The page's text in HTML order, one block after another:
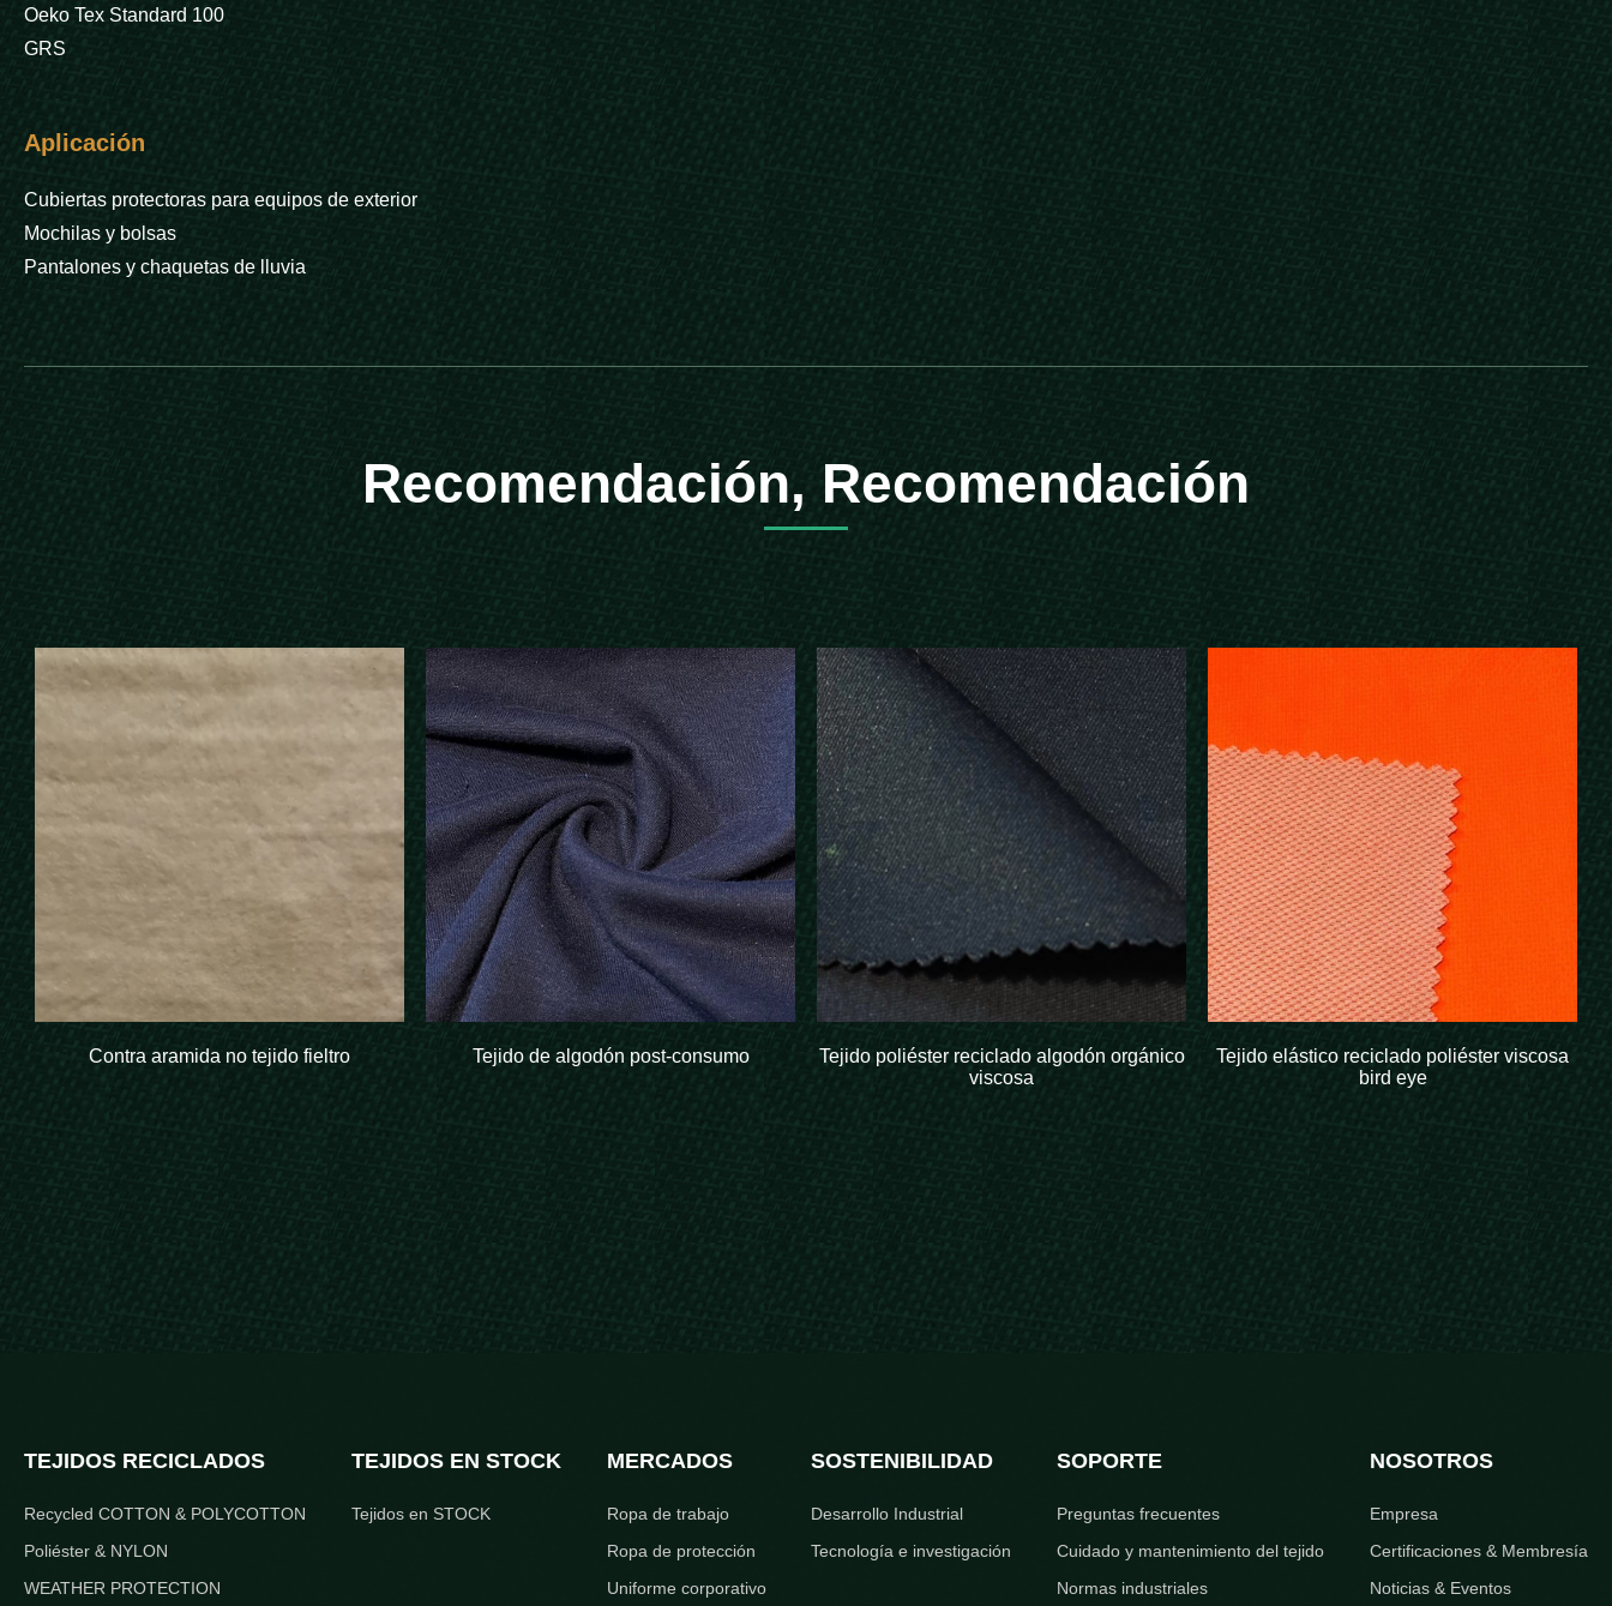
Oeko Tex Standard 100
GRS
Aplicación
Cubiertas protectoras para equipos de exterior
Mochilas y bolsas
Pantalones y chaquetas de lluvia
Recomendación, Recomendación
Contra aramida no tejido fieltro Tejido de algodón post-consumo
Tejido poliéster reciclado algodón orgánico
viscosa
Tejido elástico reciclado poliéster viscosa
bird eye
TEJIDOS RECICLADOS
Recycled COTTON & POLYCOTTON
Poliéster & NYLON
WEATHER PROTECTION
TEJIDOS EN STOCK
Tejidos en STOCK
MERCADOS
Ropa de trabajo
Ropa de protección
Uniforme corporativo
SOSTENIBILIDAD
Desarrollo Industrial
Tecnología e investigación
SOPORTE
Preguntas frecuentes
Cuidado y mantenimiento del tejido
Normas industriales
NOSOTROS
Empresa
Certificaciones & Membresía
Noticias & Eventos